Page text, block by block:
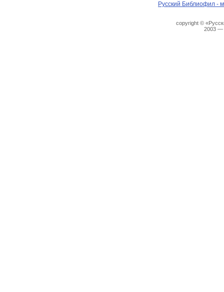
Русский Библиофил -
copyright ©
2003 —